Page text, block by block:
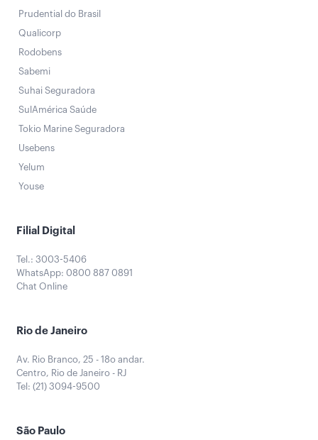
Prudential do Brasil
Qualicorp
Rodobens
Sabemi
Suhai Seguradora
SulAmérica Saúde
Tokio Marine Seguradora
Usebens
Yelum
Youse
Filial Digital
Tel.: 3003-5406
WhatsApp: 0800 887 0891
Chat Online
Rio de Janeiro
Av. Rio Branco, 25 - 18o andar.
Centro, Rio de Janeiro - RJ
Tel: (21) 3094-9500
São Paulo